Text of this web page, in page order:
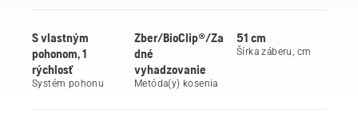
S vlastným
pohonom, 1
rýchlosť
Systém pohonu
Zber/BioClip®/Za
dné
vyhadzovanie
Metóda(y) kosenia
51 cm
Šírka záberu, cm